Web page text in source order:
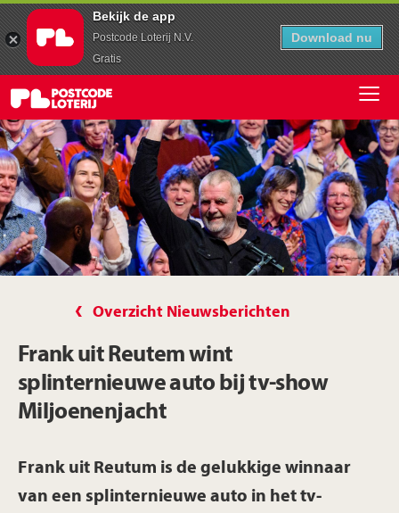
Bekijk de app
Postcode Loterij N.V.
Gratis
Download nu
Overzicht Nieuwsberichten
Frank uit Reutem wint
splinternieuwe auto bij tv-show
Miljoenenjacht
Frank uit Reutum is de gelukkige winnaar
van een splinternieuwe auto in het tv-